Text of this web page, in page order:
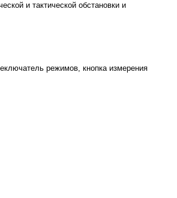
и тактической обстановки и
режимов, кнопка измерения